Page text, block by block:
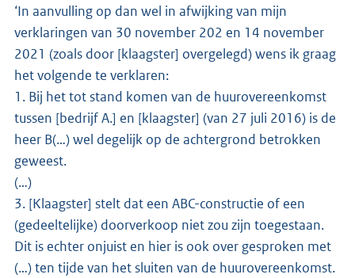
‘In aanvulling op dan wel in afwijking van mijn
verklaringen van 30 november 202 en 14 november
2021 (zoals door [klaagster] overgelegd) wens ik graag
het volgende te verklaren:
1. Bij het tot stand komen van de huurovereenkomst
tussen [bedrijf A.] en [klaagster] (van 27 juli 2016) is de
heer B(…) wel degelijk op de achtergrond betrokken
geweest.
(…)
3. [Klaagster] stelt dat een ABC-constructie of een
(gedeeltelijke) doorverkoop niet zou zijn toegestaan.
Dit is echter onjuist en hier is ook over gesproken met
(…) ten tijde van het sluiten van de huurovereenkomst.